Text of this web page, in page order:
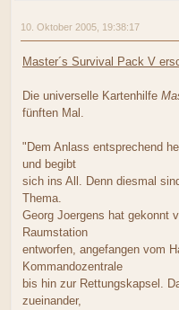
10. Oktober 2005, 19:38:17
Master´s Survival Pack V
Die universelle Kartenhilfe
fünften Mal.
"Dem Anlass entsprechend
und begibt
sich ins All. Denn diesmal
Thema.
Georg Joergens hat gekonnt
Raumstation
entworfen, angefangen vom
Kommandozentrale
bis hin zur Rettungskapsel.
zueinander,